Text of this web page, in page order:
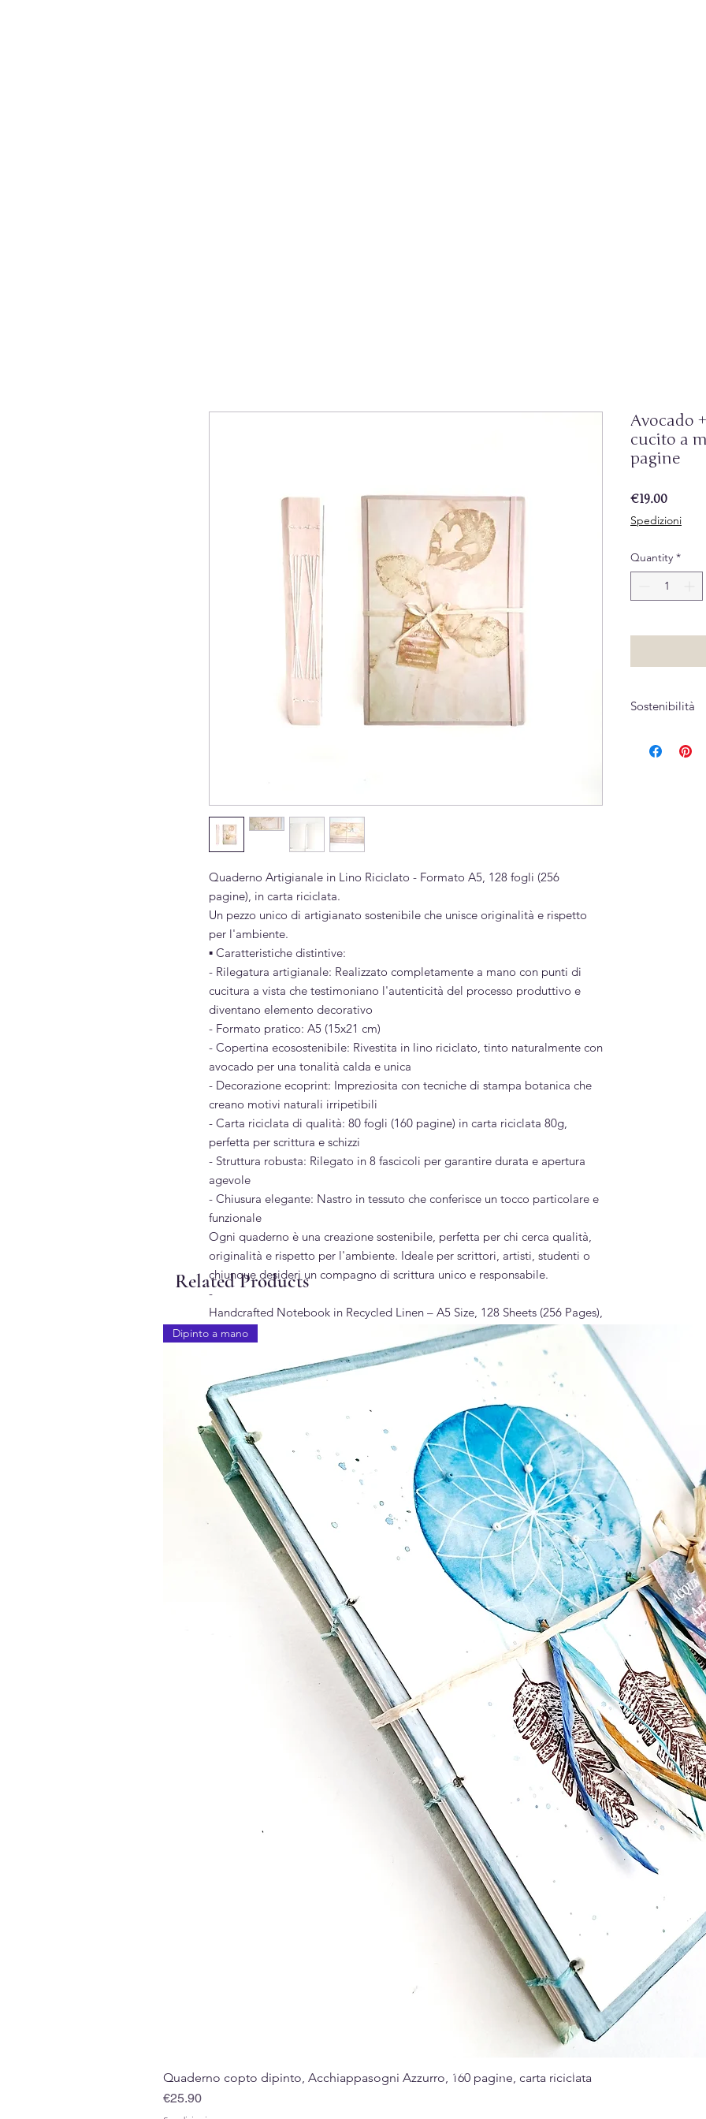
Quaderno Artigianale in Lino Riciclato - Formato A5, 128 fogli (256
pagine), in carta riciclata.
Un pezzo unico di artigianato sostenibile che unisce originalità e rispetto
per l'ambiente.
▪︎ Caratteristiche distintive:
- Rilegatura artigianale: Realizzato completamente a mano con punti di
cucitura a vista che testimoniano l'autenticità del processo produttivo e
diventano elemento decorativo
- Formato pratico: A5 (15x21 cm)
- Copertina ecosostenibile: Rivestita in lino riciclato, tinto naturalmente con
avocado per una tonalità calda e unica
- Decorazione ecoprint: Impreziosita con tecniche di stampa botanica che
creano motivi naturali irripetibili
- Carta riciclata di qualità: 80 fogli (160 pagine) in carta riciclata 80g,
perfetta per scrittura e schizzi
- Struttura robusta: Rilegato in 8 fascicoli per garantire durata e apertura
agevole
- Chiusura elegante: Nastro in tessuto che conferisce un tocco particolare e
funzionale
Ogni quaderno è una creazione sostenibile, perfetta per chi cerca qualità,
originalità e rispetto per l'ambiente. Ideale per scrittori, artisti, studenti o
chiunque desideri un compagno di scrittura unico e responsabile.
-
Handcrafted Notebook in Recycled Linen – A5 Size, 128 Sheets (256 Pages),
Made with Recycled Paper
A unique piece of sustainable craftsmanship that combines originality with
respect for the environment.
▪︎ Distinctive Features:
Handmade binding: Entirely handcrafted with visible stitching that
highlights the authenticity of the production process while serving as a
decorative element
Practical size: A5 (15 × 21 cm)
Eco-friendly cover: Covered in recycled linen, naturally dyed with avocado
for a warm and unique tone
Ecoprint decoration: Enhanced with botanical printing techniques that
create one-of-a-kind natural patterns
High-quality recycled paper: 128 sheets (256 pages) of 80 gsm recycled
paper, perfect for writing and sketching
Durable structure: Bound in 8 signatures to ensure long-lasting quality and
Elegant closure: Fabric ribbon closure that adds both charm and
Each notebook is a sustainable creation, perfect for those seeking quality,
originality, and environmental responsibility. Ideal for writers, artists,
students, or anyone looking for a unique and conscious writing companion.
Avocado
cucito a
pagine
€19.00Price
Spedizioni
Quantity *
Sostenibilità
Tinta e
Related Products
Quick View
Dipinto a mano
Quaderno copto dipinto, Acchiappasogni Azzurro, 160 pagine, carta riciclata
Price
€25.90
Made with passion for the art of paper